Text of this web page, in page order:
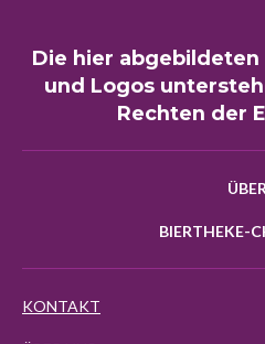
Die hier
und Logos
Rechten der
ÜBER
BIERTHEKE-
KONTAKT